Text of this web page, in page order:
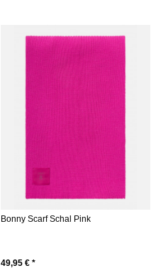
Bonny Scarf Schal Pink
49,95 € *